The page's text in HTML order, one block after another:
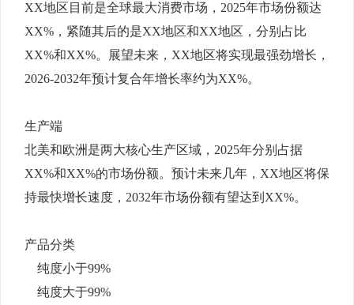
XX地区目前是全球最大消费市场，2025年市场份额达
XX%，紧随其后的是XX地区和XX地区，分别占比
XX%和XX%。展望未来，XX地区将实现最强劲增长，
2026-2032年预计复合年增长率约为XX%。
生产端
北美和欧洲是两大核心生产区域，2025年分别占据
XX%和XX%的市场份额。预计未来几年，XX地区将保
持最快增长速度，2032年市场份额有望达到XX%。
产品分类
纯度小于99%
纯度大于99%